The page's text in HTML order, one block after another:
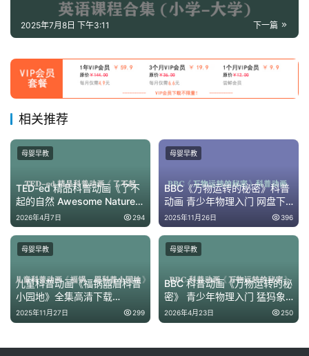
语
启
蒙
下一篇
2025年7月8日 下午3:11
相关推荐
TED-ed 精品科普动画《了不
起的自然 Awesome Nature》
128 集全集 高清双语
2026年4月7日 294
母婴早教
BBC《万物运转的秘密》科普
动画 青少年物理入门 网盘下
载
2025年11月26日 396
母婴早教
儿童科普动画《福锅囍眉科普
小园地》全集高清下载
【1.42GB网盘资源分享】
2025年11月27日 299
母婴早教
BBC 科普动画《万物运转的秘
密》 青少年物理入门 猛犸象
趣味讲机械原理 全 26 集
2026年4月23日 250
母婴早教